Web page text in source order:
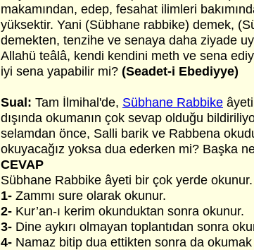
makamından, edep, fesahat ilimleri
yüksektir. Yani (Sübhane rabbike) demek,
demekten, tenzihe ve senaya daha ziyade
Allahü teâlâ, kendi kendini meth ve sena
iyi sena yapabilir mi? (Seadet-i Ebediyye)
Sual: Tam İlmihal'de, Sübhane Rabbike
dışında okumanın çok sevap olduğu
selamdan önce, Salli barik ve Rabbena
okuyacağız yoksa dua ederken mi? Başka
CEVAP
Sübhane Rabbike âyeti bir çok yerde okunur.
1- Zammı sure olarak okunur.
2- Kur’an-ı kerim okunduktan sonra okunur.
3- Dine aykırı olmayan toplantıdan sonra
4- Namaz bitip dua ettikten sonra da